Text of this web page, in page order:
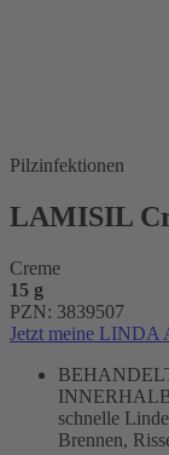
Pilzinfektionen
LAMISIL
Creme
15 g
PZN: 3839507
Jetzt meine LINDA
schnelle
Brennen,